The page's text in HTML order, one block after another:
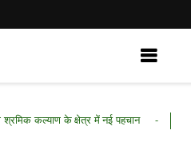
के क्षेत्र में नई पहचान Chhattisgarh